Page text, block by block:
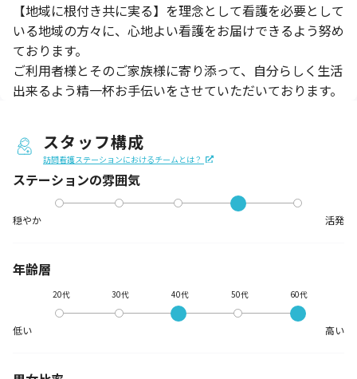
【地域に根付き共に実る】を理念として看護を必要として
いる地域の方々に、心地よい看護をお届けできるよう努め
ております。
ご利用者様とそのご家族様に寄り添って、自分らしく生活
出来るよう精一杯お手伝いをさせていただいております。
スタッフ構成
訪問看護ステーションにおけるチームとは？
ステーションの雰囲気
穏やか 活発
年齢層
低い
20代 30代 40代 50代 60代
高い